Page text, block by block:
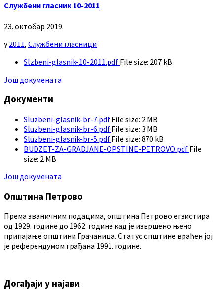
Службени гласник 10-2011
23. октобар 2019.
у2011, Службени гласници
Slzbeni-glasnik-10-2011.pdf File size: 207 kB
Још докумената
Документи
Sluzbeni-glasnik-br-7.pdf File size: 2 MB
Sluzbeni-glasnik-br-6.pdf File size: 3 MB
Sluzbeni-glasnik-br-5.pdf File size: 870 kB
BUDZET-ZA-GRADJANE-OPSTINE-PETROVO.pdf File
size: 2 MB
Још докумената
Општина Петрово
Према званичним подацима, општина Петрово егзистира
од 1929. године до 1962. године кад је извршено њено
припајање општини Грачаница. Статус општине враћен јој
је референдумом грађана 1991. године.
Догађаји у најави